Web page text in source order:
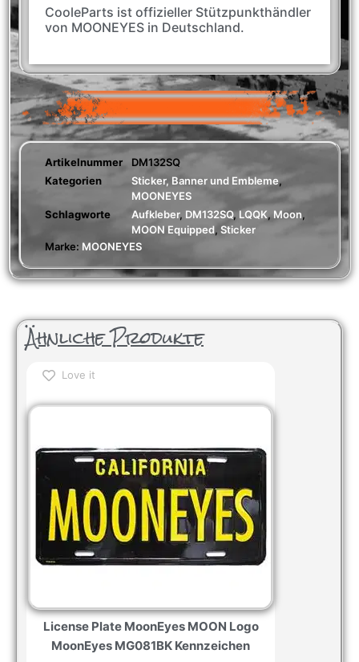
CooleParts ist offizieller Stützpunkthändler
von MOONEYES in Deutschland.
Artikelnummer
DM132SQ
Kategorien
Sticker, Banner und Embleme,
MOONEYES
Schlagworte
Aufkleber, DM132SQ, LQQK, Moon,
MOON Equipped, Sticker
Marke: MOONEYES
Ähnliche Produkte
Love it
License Plate MoonEyes MOON Logo
MoonEyes MG081BK Kennzeichen